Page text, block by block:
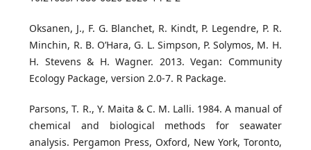
Oksanen, J., F. G. Blanchet, R. Kindt, P. Legendre, P. R.
Minchin, R. B. O’Hara, G. L. Simpson, P. Solymos, M. H.
H. Stevens & H. Wagner. 2013. Vegan: Community
Ecology Package, version 2.0-7. R Package.
Parsons, T. R., Y. Maita & C. M. Lalli. 1984. A manual of
chemical and biological methods for seawater
analysis. Pergamon Press, Oxford, New York, Toronto,